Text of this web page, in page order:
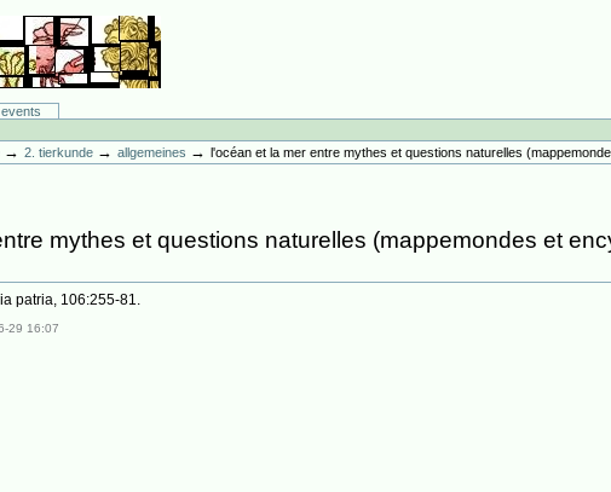
events
→2. tierkunde →allgemeines →l'océan et la mer entre mythes et questions naturelles
mythes et questions naturelles (mappemondes et
patria, 106:255-81.
29 16:07